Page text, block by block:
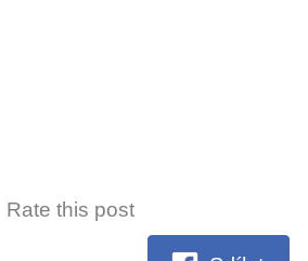
Rate this post